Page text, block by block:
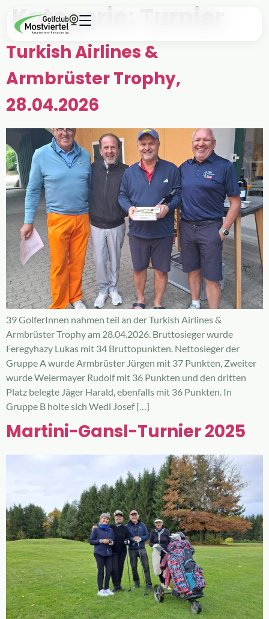
Kategorie: Turnier
Turkish Airlines &
Armbrüster Trophy,
28.04.2026
39 GolferInnen nahmen teil an der Turkish Airlines &
Armbrüster Trophy am 28.04.2026. Bruttosieger wurde
Feregyhazy Lukas mit 34 Bruttopunkten. Nettosieger der
Gruppe A wurde Armbrüster Jürgen mit 37 Punkten, Zweiter
wurde Weiermayer Rudolf mit 36 Punkten und den dritten
Platz belegte Jäger Harald, ebenfalls mit 36 Punkten. In
Gruppe B holte sich Wedl Josef […]
Martini-Gansl-Turnier 2025